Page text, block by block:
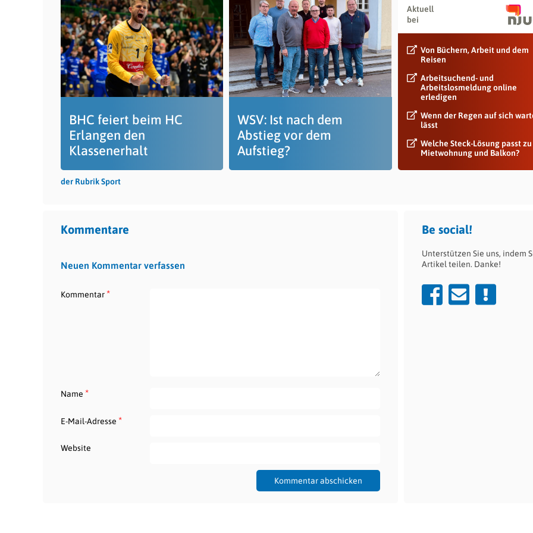
BHC feiert beim HC
Erlangen den
Klassenerhalt
WSV: Ist nach dem
Abstieg vor dem
Aufstieg?
Aktuell
bei
Von Büchern, Arbeit und dem
Reisen
Arbeitsuchend- und
Arbeitslosmeldung online
erledigen
Wenn der Regen auf sich
lässt
Welche Steck-Lösung passt zu
Mietwohnung und Balkon?
der Rubrik Sport
Kommentare
Neuen Kommentar verfassen
Kommentar*
Name *
E-Mail-Adresse *
Website
Be social!
Unterstützen Sie uns, indem
Artikel teilen. Danke!